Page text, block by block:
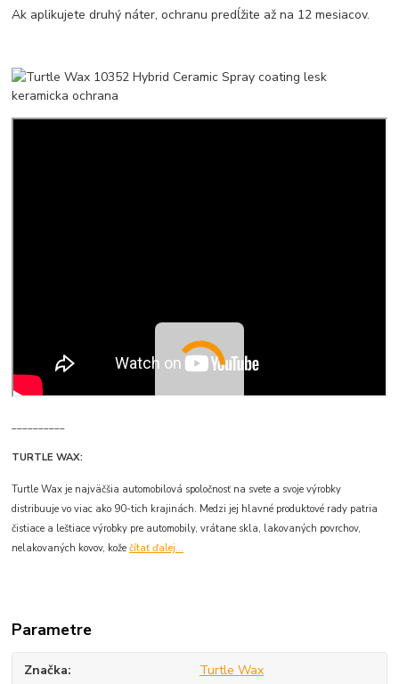
Ak aplikujete druhý náter, ochranu predĺžite až na 12 mesiacov.
TURTLE WAX:
Turtle Wax je najväčšia automobilová spoločnosť na svete a svoje výrobky
distribuuje vo viac ako 90-tich krajinách. Medzi jej hlavné produktové rady patria
čistiace a leštiace výrobky pre automobily, vrátane skla, lakovaných povrchov,
nelakovaných kovov, kožečítať ďalej...
Parametre
Značka Turtle Wax